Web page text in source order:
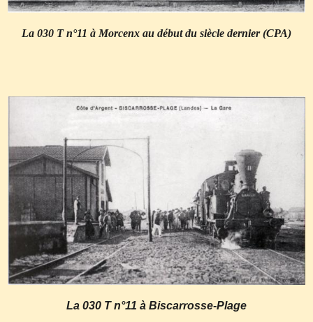
La 030 T n°11 à Morcenx au début du siècle dernier (CPA)
La 030 T n°11 à Biscarrosse-Plage